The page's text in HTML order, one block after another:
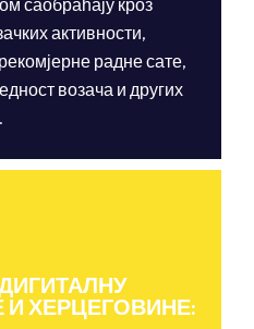
саобраћају кроз
активности,
радне сате,
возача и других
ХЕРЦЕГОВИНЕ: